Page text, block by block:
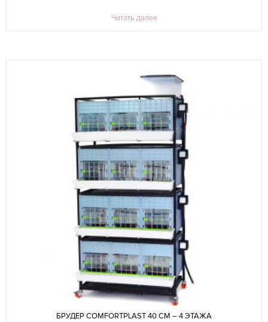
Читать далее
БРУДЕР COMFORTPLAST 40 СМ – 4 ЭТАЖА